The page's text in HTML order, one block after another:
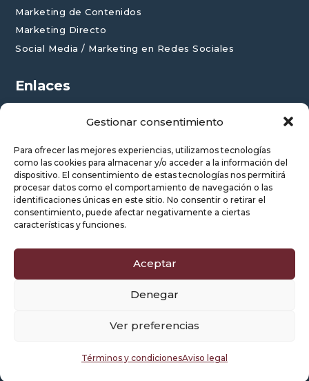
Gestionar consentimiento
Para ofrecer las mejores experiencias, utilizamos tecnologías
como las cookies para almacenar y/o acceder a la información del
dispositivo. El consentimiento de estas tecnologías nos permitirá
procesar datos como el comportamiento de navegación o las
identificaciones únicas en este sitio. No consentir o retirar el
consentimiento, puede afectar negativamente a ciertas
características y funciones.
Aceptar
Denegar
Ver preferencias
Términos y condicionesAviso legal
Marketing de Contenidos
Marketing Directo
Social Media / Marketing en Redes Sociales
Enlaces
Contáctanos
Blog
Mapa del Sitio
Trabaja con Nosotros
Mapa de Servicios
© 2026. Pinkstone Advertisement Group. Todos los
derechos reservados.
páginas web por Agencia PinkStone.
Privacidad